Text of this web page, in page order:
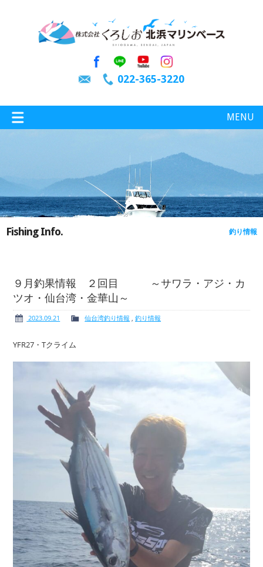
022-365-3220
MENU
特選情報
ボート免許
サービス案内
新艇・展示艇情報 中古艇情報
求人情報 会社概要
Fishing Info. 釣り情報
９月釣果情報 ２回目 ～サワラ・アジ・カ
ツオ・仙台湾・金華山～
2023.09.21 仙台湾釣り情報 ,釣り情報
YFR27・Tクライム